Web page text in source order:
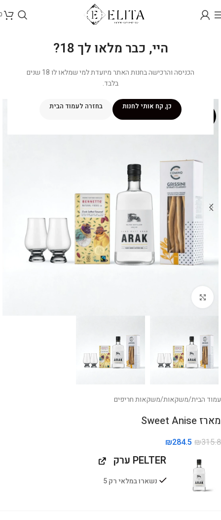
היי, כבר מלאו לך 18?
הכניסה והרכישה בחנות האתר מיועדת למי שמלאו לו 18 שנים
בלבד.
כן, קח אותי לחנות בחזרה לעמוד הבית
עמוד הבית/משקאות/משקאות חריפים
מארז Sweet Anise
₪315.8
₪284.5
PELTER ערק
נשארו במלאי רק 5